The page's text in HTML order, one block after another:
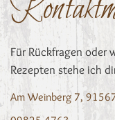
Für Rückfragen oder
Rezepten stehe ich
Am Weinberg 7,